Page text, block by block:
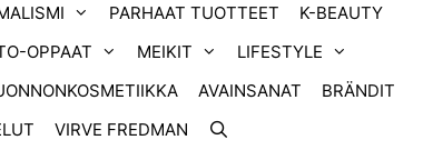
PARHAAT TUOTTEET
K-BEAUTY
OPPAAT MEIKIT
LIFESTYLE
AVAINSANAT
BRÄNDIT
VIRVE FREDMAN